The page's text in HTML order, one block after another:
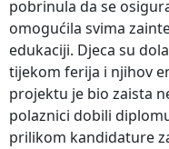
pobrinula da se
omogućila svima
edukaciji. Djeca su
tijekom ferija i njihov
projektu je bio zaista
polaznici dobili
prilikom kandidature